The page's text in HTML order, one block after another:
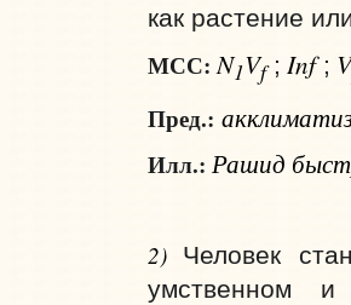
как растение
МСС: N1Vf; Inf; V
Пред.:
Илл.: Рашид
2) Человек
умственном